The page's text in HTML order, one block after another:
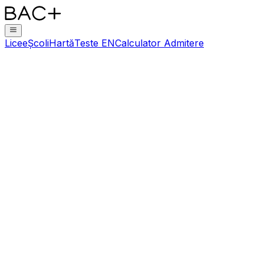
LiceeȘcoliHartăTeste ENCalculator Admitere